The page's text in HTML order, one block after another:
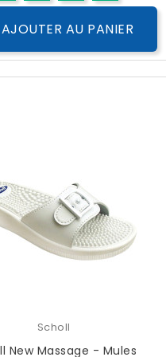
AJOUTER AU PANIER
Scholl
New Massage - Mules